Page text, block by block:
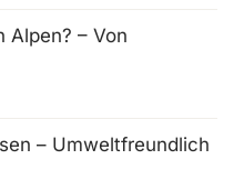
Alpen? – Von
– Umweltfreundlich